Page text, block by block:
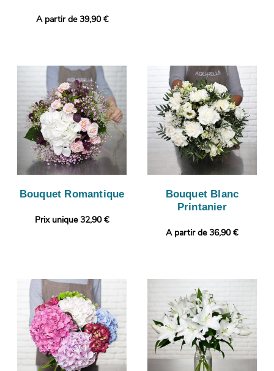
A partir de 39,90 €
Bouquet Romantique
Prix unique 32,90 €
Bouquet Blanc
Printanier
A partir de 36,90 €